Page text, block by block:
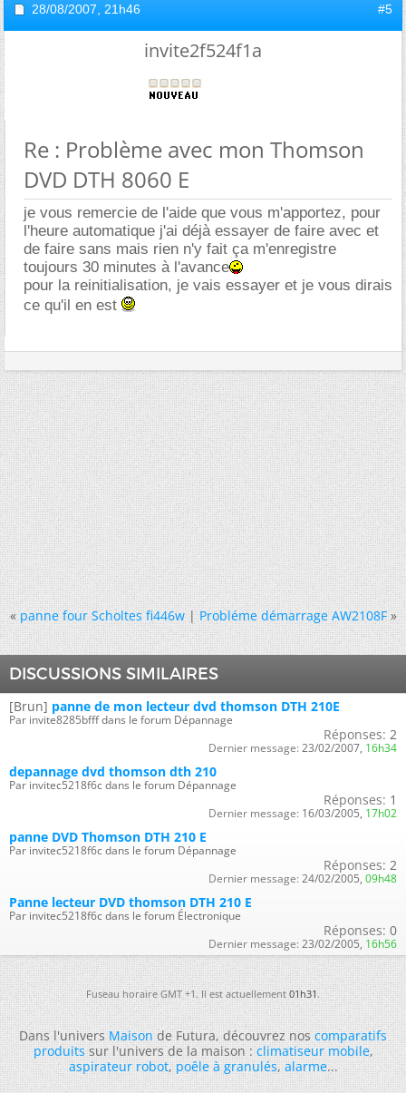
28/08/2007, 21h46 #5
invite2f524f1a
Re : Problème avec mon Thomson
DVD DTH 8060 E
je vous remercie de l'aide que vous m'apportez, pour
l'heure automatique j'ai déjà essayer de faire avec et
de faire sans mais rien n'y fait ça m'enregistre
toujours 30 minutes à l'avance
pour la reinitialisation, je vais essayer et je vous dirais
ce qu'il en est
« panne four Scholtes fi446w|Probléme démarrage AW2108F »
DISCUSSIONS SIMILAIRES
[Brun] panne de mon lecteur dvd thomson DTH 210E
Par invite8285bfff dans le forum Dépannage
Réponses: 2
Dernier message: 23/02/2007, 16h34
depannage dvd thomson dth 210
Par invitec5218f6c dans le forum Dépannage
Réponses: 1
Dernier message: 16/03/2005, 17h02
panne DVD Thomson DTH 210 E
Par invitec5218f6c dans le forum Dépannage
Réponses: 2
Dernier message: 24/02/2005, 09h48
Panne lecteur DVD thomson DTH 210 E
Par invitec5218f6c dans le forum Électronique
Réponses: 0
Dernier message: 23/02/2005, 16h56
Fuseau horaire GMT +1. Il est actuellement01h31.
Dans l'universMaisonde Futura, découvrez noscomparatifs
produitssur l'univers de la maison :climatiseur mobile,
aspirateur robot,poêle à granulés,alarme...